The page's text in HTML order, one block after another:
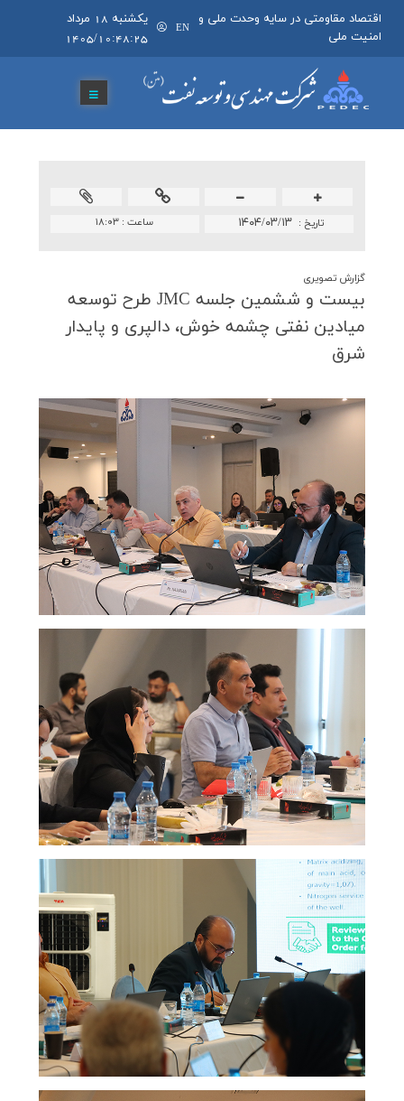
اقتصاد مقاومتی در سایه وحدت ملی و
امنیت ملی
EN
يکشنبه 18 مرداد
1405/10:48:25
ساعت : ۱۸:۰۳ تاريخ : ۱۴۰۴/۰۳/۱۳
گزارش تصويری
بیست و ششمین جلسه JMC طرح توسعه
میادین نفتی چشمه خوش، دالپری و پایدار
شرق